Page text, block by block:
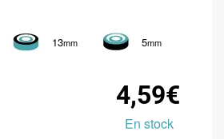
13mm 5mm
4,59€
En stock